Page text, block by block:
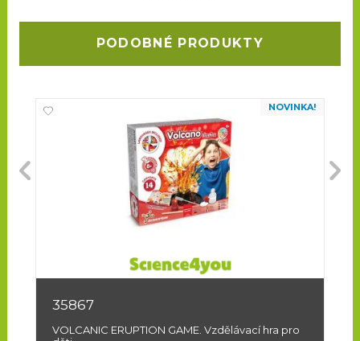
PODOBNÉ PRODUKTY
NOVINKA!
35867
VOLCANIC ERUPTION GAME. Vzdělávací hra pro